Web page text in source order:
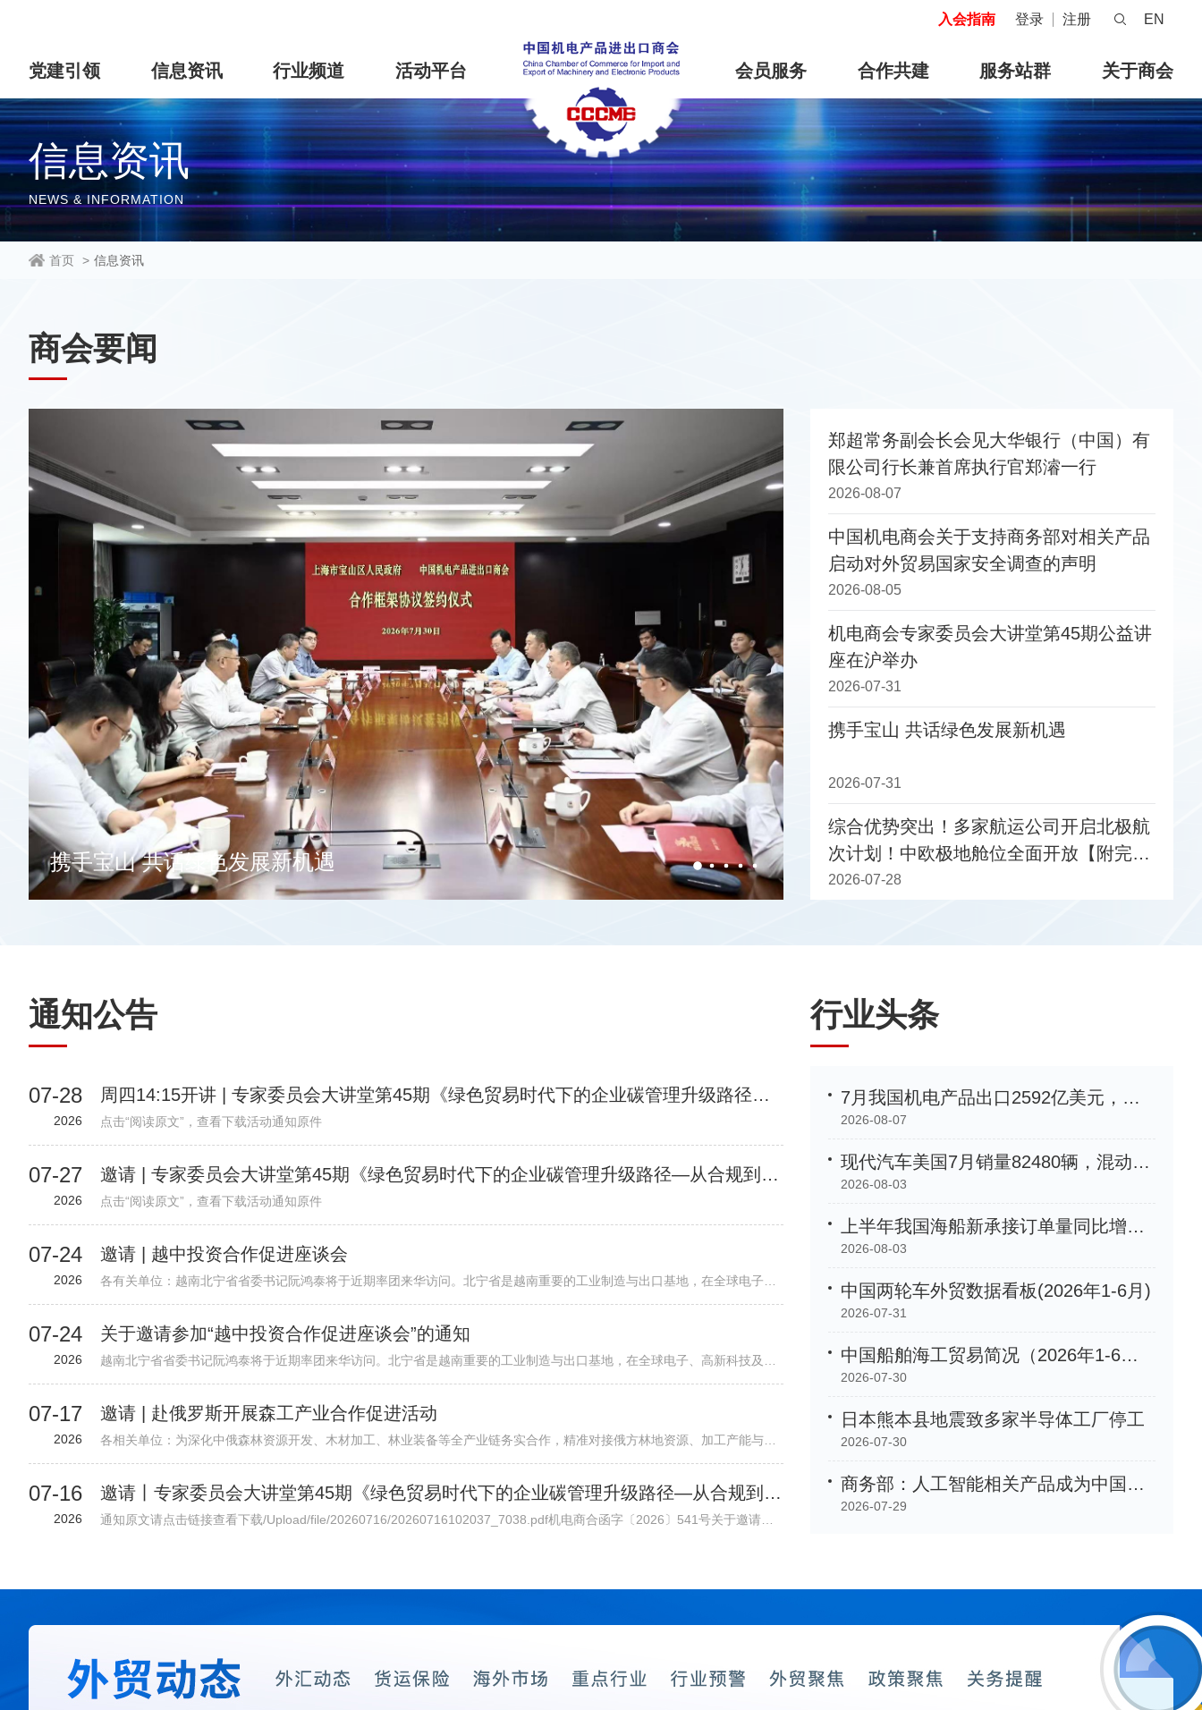
入会指南 登录 注册 EN
党建引领 信息资讯 行业频道 活动平台 会员服务 合作共建 服务站群 关于商会
信息资讯
NEWS & INFORMATION
首页 > 信息资讯
商会要闻
张钰晶会长会见三井住友保险中国区总裁西川真吾和太平洋财产保险公司副总裁李超一行 “中非产业链合作交流活动”在第四届中
郑超常务副会长会见大华银行（中国）有
限公司行长兼首席执行官郑濬一行
2026-08-07
中国机电商会关于支持商务部对相关产品
启动对外贸易国家安全调查的声明
2026-08-05
机电商会专家委员会大讲堂第45期公益讲
座在沪举办
2026-07-31
携手宝山 共话绿色发展新机遇
2026-07-31
综合优势突出！多家航运公司开启北极航
次计划！中欧极地舱位全面开放【附完整
船期表】
2026-07-28
通知公告
07-28
2026
周四14:15开讲 | 专家委员会大讲堂第45期《绿色贸易时代下的企业碳管理升级路径—从合规到竞争力》
点击“阅读原文”，查看下载活动通知原件
07-27
2026
邀请 | 专家委员会大讲堂第45期《绿色贸易时代下的企业碳管理升级路径—从合规到竞争力》
点击“阅读原文”，查看下载活动通知原件
07-24
2026
邀请 | 越中投资合作促进座谈会
各有关单位：越南北宁省省委书记阮鸿泰将于近期率团来华访问。北宁省是越南重要的工业制造与出口基地，在全球电子、高新科技及智能制造领域形成了一定产业规模。依托其地理位置、基础设施以及当地政府“与企业同行”...
07-24
2026
关于邀请参加“越中投资合作促进座谈会”的通知
越南北宁省省委书记阮鸿泰将于近期率团来华访问。北宁省是越南重要的工业制造与出口基地，在全球电子、高新科技及智能制造领域形成了一定产业规模。依托其地理位置、基础设施以及当地政府“与企业同行”的投资服务配套机制，北宁省已吸引多家跨国企业入驻，成为外资企业在越南布局的重要选项之一。 为进一步促进中国与越南地方政府间经贸交流合作，加强中国企业对越南北宁省贸易投资环境的了解，北宁省人民委员会和越南驻华大使馆将于8月24日（星期一）在北京共同举办“越中投资合作促进座谈会-北宁省:携手同行共创未来”。会议包括相关领导致辞、北宁省推介片、投资政策推介、实践案例分享、投资证书颁发仪式、省领导总结发言等多个环节，具体安排请见附件活动初步议程。 近年来，机电商会受邀配合越南方面举办多场投资、贸易与旅游促进活动，为两国企业搭建对接平台，推动了双边在经贸、投资等领域的务实合作。受越南驻华使馆委托，机电商会将再次支持本次活动，现邀请与北宁省重点合作领域相关的企业参会并开展交流。请有意参会的企业于8月19日前打开下方链接，或扫描下方二维码在线报名。我会将根据使馆要求进行企业适配度审核，最终参会请以我会邮件通知为准。
07-17
2026
邀请 | 赴俄罗斯开展森工产业合作促进活动
各相关单位：为深化中俄森林资源开发、木材加工、林业装备等全产业链务实合作，精准对接俄方林地资源、加工产能与对华合作政策，我会拟组织行业企业于2026年7月底赴俄罗斯开展林业专项商务考察。目前境外详细行程、...
07-16
2026
邀请丨专家委员会大讲堂第45期《绿色贸易时代下的企业碳管理升级路径—从合规到竞争力》公益讲座
通知原文请点击链接查看下载/Upload/file/20260716/20260716102037_7038.pdf机电商合函字〔2026〕541号关于邀请参加中国机电商会专家委员会大讲堂第45期公益讲座《绿色贸易时代下的企业碳管理升级路径—从合规到竞争力》的函各有关单位： 党的十八大以来，党中央实施积极应对气候变化国家战略，作出实现碳达峰碳中和的重大战略决策。中国机电产品进出口商会（以下简称“机电商会”）积极落实党中央决策部署，始终致力于提升企业
行业头条
7月我国机电产品出口2592亿美元，同比增长33.9%
2026-08-07
现代汽车美国7月销量82480辆，混动车型增长35%创新高
2026-08-03
上半年我国海船新承接订单量同比增长105.2%
2026-08-03
中国两轮车外贸数据看板(2026年1-6月)
2026-07-31
中国船舶海工贸易简况（2026年1-6月）
2026-07-30
日本熊本县地震致多家半导体工厂停工
2026-07-30
商务部：人工智能相关产品成为中国外贸「新名片」
2026-07-29